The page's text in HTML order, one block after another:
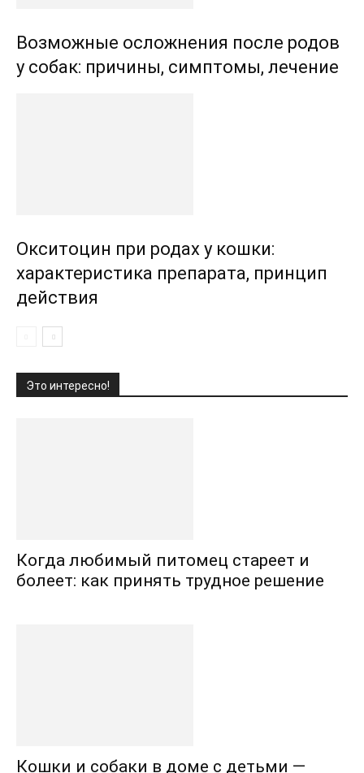
Возможные осложнения после родов
у собак: причины, симптомы, лечение
Окситоцин при родах у кошки:
характеристика препарата, принцип
действия
Это интересно!
Когда любимый питомец стареет и
болеет: как принять трудное решение
Кошки и собаки в доме с детьми —